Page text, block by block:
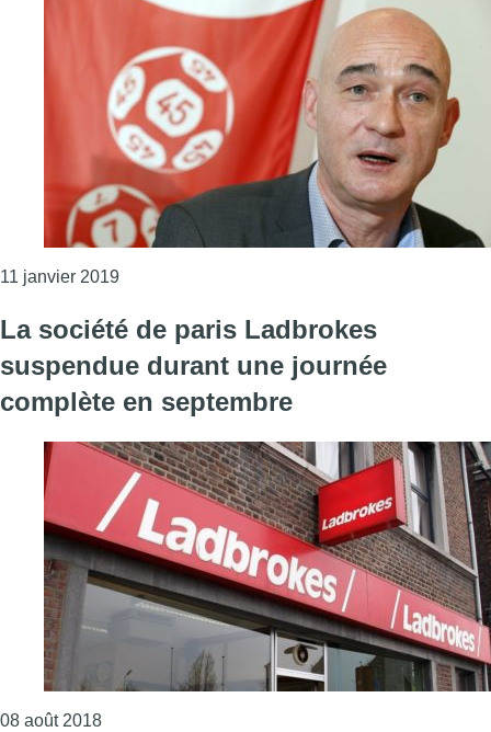
11 janvier 2019Consulter l'article "Les tirages de la Loterie
La société de paris Ladbrokes
suspendue durant une journée
complète en septembre
08 août 2018Consulter l'article "La société de paris